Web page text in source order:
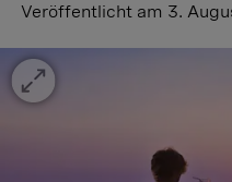
Veröffentlicht am 3.